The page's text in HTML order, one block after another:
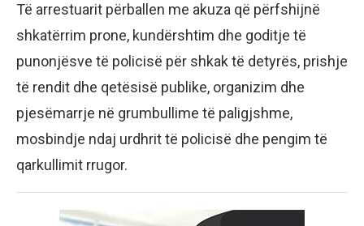
Të arrestuarit përballen me akuza që përfshijnë
shkatërrim prone, kundërshtim dhe goditje të
punonjësve të policisë për shkak të detyrës, prishje
të rendit dhe qetësisë publike, organizim dhe
pjesëmarrje në grumbullime të paligjshme,
mosbindje ndaj urdhrit të policisë dhe pengim të
qarkullimit rrugor.